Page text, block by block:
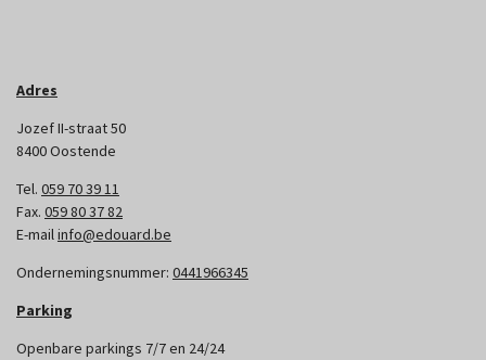
Adres
Jozef II-straat 50
8400 Oostende
Tel. 059 70 39 11
Fax. 059 80 37 82
E-mailinfo@edouard.be
Ondernemingsnummer: 0441966345
Parking
Openbare parkings 7/7 en 24/24